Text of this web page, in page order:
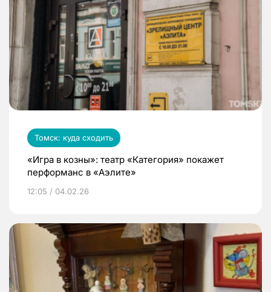
Томск: куда сходить
«Игра в козны»: театр «Категория» покажет
перформанс в «Аэлите»
12:05 / 04.02.26